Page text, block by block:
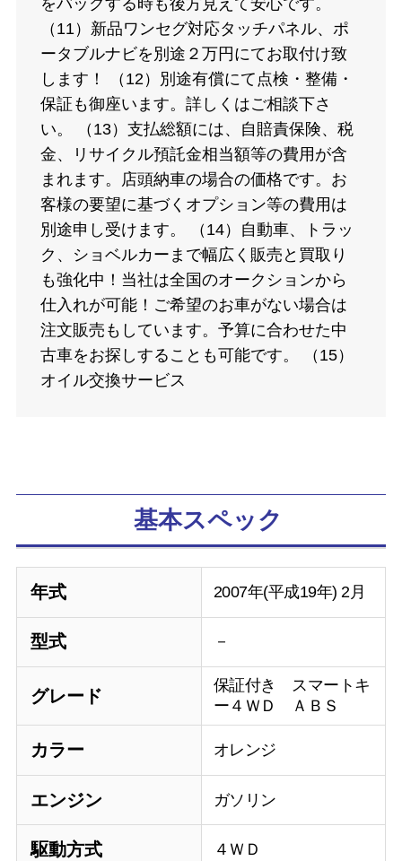
をバックする時も後方見えて安心です。
（11）新品ワンセグ対応タッチパネル、ポ
ータブルナビを別途２万円にてお取付け致
します！ （12）別途有償にて点検・整備・
保証も御座います。詳しくはご相談下さ
い。 （13）支払総額には、自賠責保険、税
金、リサイクル預託金相当額等の費用が含
まれます。店頭納車の場合の価格です。お
客様の要望に基づくオプション等の費用は
別途申し受けます。 （14）自動車、トラッ
ク、ショベルカーまで幅広く販売と買取り
も強化中！当社は全国のオークションから
仕入れが可能！ご希望のお車がない場合は
注文販売もしています。予算に合わせた中
古車をお探しすることも可能です。 （15）
オイル交換サービス
基本スペック
年式 2007年(平成19年) 2月
型式 －
グレード
保証付き スマートキ
ー４ＷＤ ＡＢＳ
カラー オレンジ
エンジン ガソリン
駆動方式 ４ＷＤ